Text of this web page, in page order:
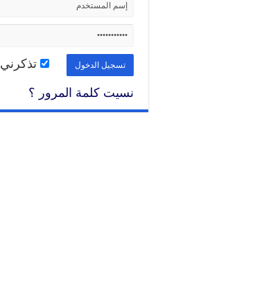
تذكرني
نسيت كلمة المرور ؟